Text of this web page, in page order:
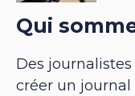
Qui
Des
créer un journal